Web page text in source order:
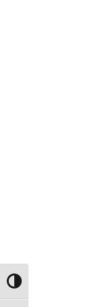
Toggle High